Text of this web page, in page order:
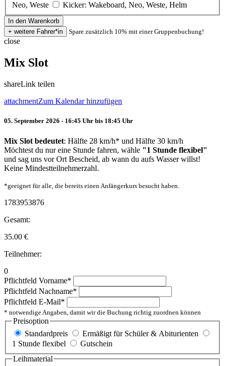
Neo, Weste
Kicker: Wakeboard, Neo, Weste, Helm
Spare zusätzlich 10% mit einer Gruppenbuchung!
close
Mix Slot
shareLink teilen
attachmentZum Kalendar hinzufügen
05. September 2026 - 16:45 Uhr bis 18:45 Uhr
Mix Slot bedeutet: Hälfte 28 km/h* und Hälfte 30 km/h
Möchtest du nur eine Stunde fahren, wähle "1 Stunde flexibel"
und sag uns vor Ort Bescheid, ab wann du aufs Wasser willst!
Keine Mindestteilnehmerzahl.
*geeignet für alle, die bereits einen Anfängerkurs besucht haben.
1783953876
Gesamt:
35.00 €
Teilnehmer:
0
Pflichtfeld Vorname*
Pflichtfeld Nachname*
Pflichtfeld E-Mail*
* notwendige Angaben, damit wir die Buchung richtig zuordnen können
Preisoption
Standardpreis
Ermäßigt für Schüler & Abiturienten
1 Stunde flexibel
Gutschein
Leihmaterial